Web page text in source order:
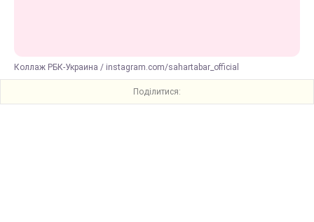
Коллаж РБК-Украина / instagram.com/sahartabar_official
Поділитися: